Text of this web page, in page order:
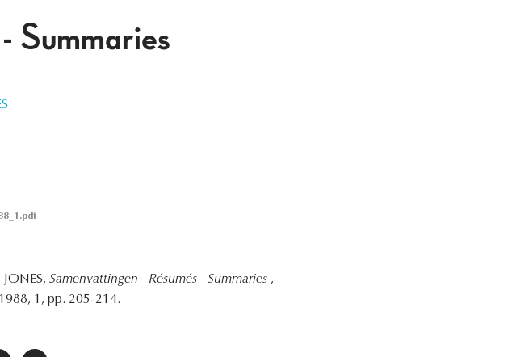
Summaries
Samenvattingen - Résumés - Summaries ,
1, pp. 205-214.